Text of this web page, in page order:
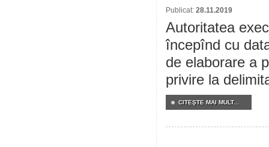
Publicat: 28.11.2019
Autoritatea
începînd cu
de elaborare a
privire la
CITEŞTE MAI MULT...